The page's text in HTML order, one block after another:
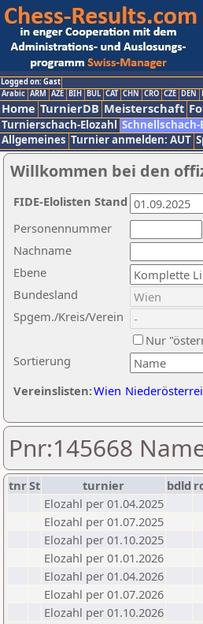
Logged on: Gast
Arabic ARM AZE BIH BUL CAT CHN CRO CZE DEN
Home TurnierDB Meisterschaft
Turnierschach-Elozahl Schnellschach-
Allgemeines Turnier anmelden: AUT
Willkommen bei den
Nachname
Ebene
Sortierung
Personennummer
Bundesland
Spgem./Kreis/Verein
Nur
Vereinslisten:Wien
FIDE-Elolisten Stand
Pnr:145668
tnrSt turnier bdld
Elozahl per 01.04.2025
Elozahl per 01.07.2025
Elozahl per 01.10.2025
Elozahl per 01.01.2026
Elozahl per 01.04.2026
Elozahl per 01.07.2026
Elozahl per 01.10.2026